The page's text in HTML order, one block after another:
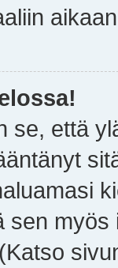
se, että
sen